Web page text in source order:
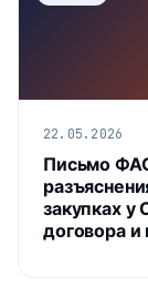
22.05.2026
Письмо
закупках
договора и